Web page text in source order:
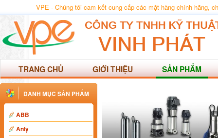
VPE - Chúng tôi cam kết cung cấp các mặt hàng chính hãng,
TRANG CHỦ GIỚI THIỆU SẢN PHẨM
DANH MỤC SẢN PHẨM
ABB
Anly